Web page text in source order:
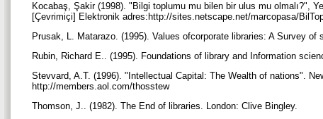
Kocabaş, Şakir (1998). "Bilgi toplumu mu bilen bir ulus mu olmalı?",
[Çevrimiçi] Elektronik adres:http://sites.netscape.net/marcopasa/
Prusak, L. Matarazo. (1995). Values ofcorporate libraries: A Survey
Rubin, Richard E.. (1995). Foundations of library and Information
Stevvard, A.T. (1996). "Intellectual Capital: The Wealth of nations".
http://members.aol.com/thosstew
Thomson, J.. (1982). The End of libraries. London: Clive Bingley.